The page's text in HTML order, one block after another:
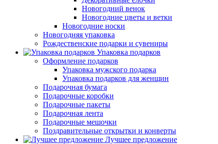
Новогодний венок
Новогодние цветы и ветки
Новогодние носки
Новогодняя упаковка
Рождественские подарки и сувениры
Упаковка подарков
Оформление подарков
Упаковка мужского подарка
Упаковка подарков для женщин
Подарочная бумага
Подарочные коробки
Подарочные пакеты
Подарочная лента
Подарочные мешочки
Поздравительные открытки и конверты
Лучшее предложение